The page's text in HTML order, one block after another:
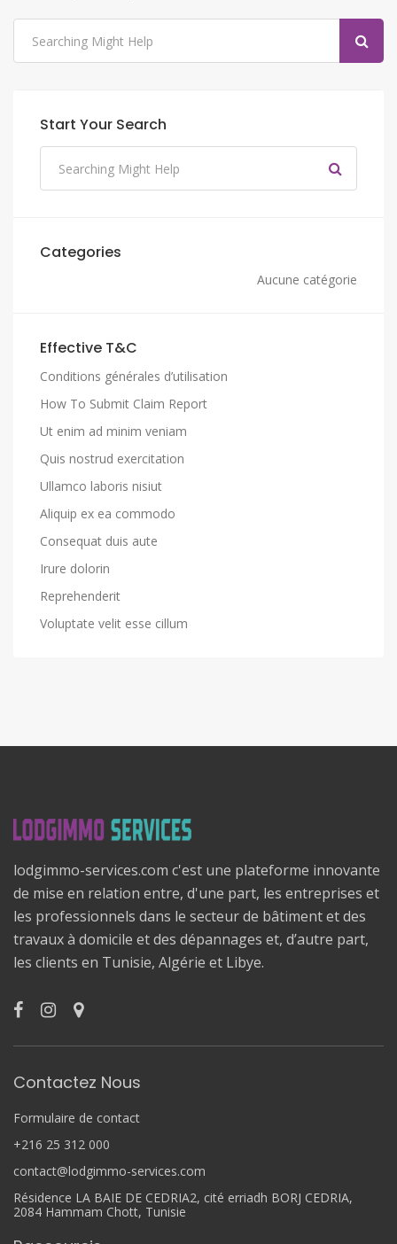
Start Your Search
Categories
Aucune catégorie
Effective T&C
Conditions générales d’utilisation
How To Submit Claim Report
Ut enim ad minim veniam
Quis nostrud exercitation
Ullamco laboris nisiut
Aliquip ex ea commodo
Consequat duis aute
Irure dolorin
Reprehenderit
Voluptate velit esse cillum
lodgimmo-services.com c'est une plateforme innovante
de mise en relation entre, d'une part, les entreprises et
les professionnels dans le secteur de bâtiment et des
travaux à domicile et des dépannages et, d’autre part,
les clients en Tunisie, Algérie et Libye.
Contactez Nous
Formulaire de contact
+216 25 312 000
contact@lodgimmo-services.com
Résidence LA BAIE DE CEDRIA2, cité erriadh BORJ CEDRIA,
2084 Hammam Chott, Tunisie